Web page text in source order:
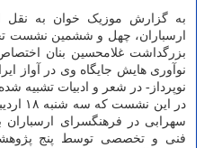
به گزارش موزیک خوان به نقل
ارسباران، چهل و ششمین نشست
بزرگداشت غلامحسین بنان
نوآوری هایش جایگاه وی در آواز
نوپرداز- در شعر و ادبیات تشبیه
سهرابی در فرهنگسرای
فنی و تخصصی توسط پنج